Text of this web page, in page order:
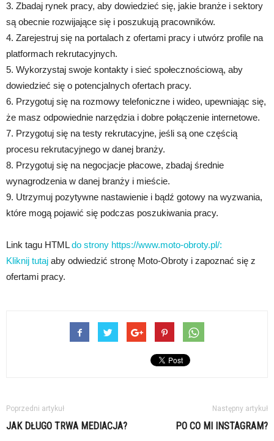
3. Zbadaj rynek pracy, aby dowiedzieć się, jakie branże i sektory
są obecnie rozwijające się i poszukują pracowników.
4. Zarejestruj się na portalach z ofertami pracy i utwórz profile na
platformach rekrutacyjnych.
5. Wykorzystaj swoje kontakty i sieć społecznościową, aby
dowiedzieć się o potencjalnych ofertach pracy.
6. Przygotuj się na rozmowy telefoniczne i wideo, upewniając się,
że masz odpowiednie narzędzia i dobre połączenie internetowe.
7. Przygotuj się na testy rekrutacyjne, jeśli są one częścią
procesu rekrutacyjnego w danej branży.
8. Przygotuj się na negocjacje płacowe, zbadaj średnie
wynagrodzenia w danej branży i mieście.
9. Utrzymuj pozytywne nastawienie i bądź gotowy na wyzwania,
które mogą pojawić się podczas poszukiwania pracy.
Link tagu HTMLdo strony https://www.moto-obroty.pl/:
Kliknij tutaj aby odwiedzić stronę Moto-Obroty i zapoznać się z
ofertami pracy.
Poprzedni artykuł
JAK DŁUGO TRWA MEDIACJA?
Następny artykuł
PO CO MI INSTAGRAM?